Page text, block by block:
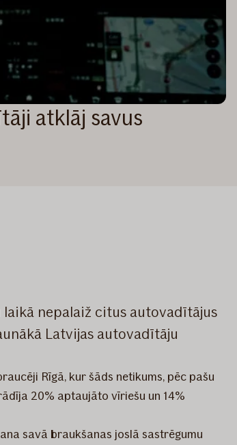
atklāj savus
nepalaiž citus autovadītājus
Latvijas autovadītāju
Rīgā, kur šāds netikums, pēc pašu
20% aptaujāto vīriešu un 14%
savā braukšanas joslā sastrēgumu